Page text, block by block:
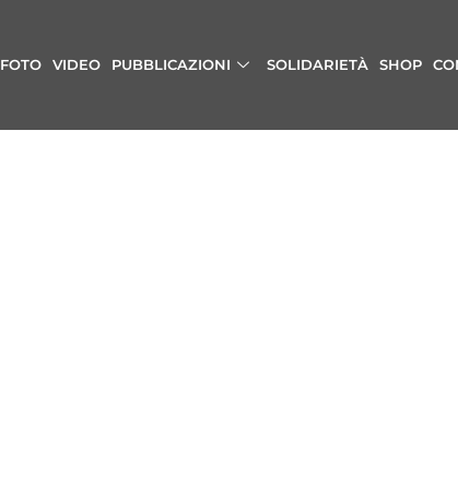
FOTO VIDEO PUBBLICAZIONI SOLIDARIETÀ SHOP